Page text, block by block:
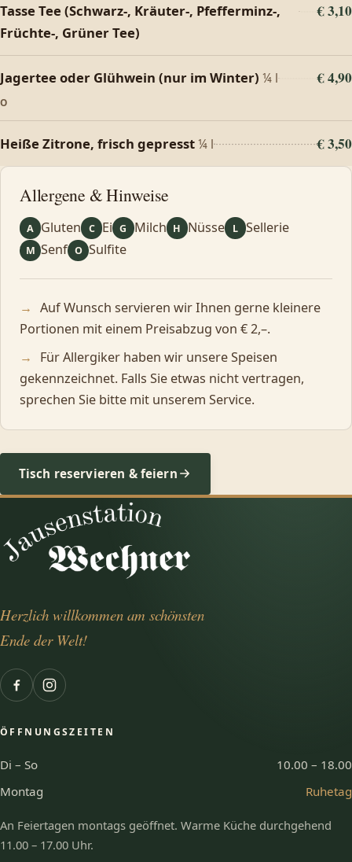
Tasse Tee (Schwarz-, Kräuter-, Pfefferminz-,
Früchte-, Grüner Tee)
€ 3,10
Jagertee oder Glühwein (nur im Winter) ¼ l € 4,90
O
Heiße Zitrone, frisch gepresst¼ l € 3,50
Allergene & Hinweise
A Gluten C Ei G Milch H Nüsse L Sellerie
M Senf O Sulfite
Auf Wunsch servieren wir Ihnen gerne kleinere
Portionen mit einem Preisabzug von € 2,–.
Für Allergiker haben wir unsere Speisen
gekennzeichnet. Falls Sie etwas nicht vertragen,
sprechen Sie bitte mit unserem Service.
Tisch reservieren & feiern
Herzlich willkommen am schönsten
Ende der Welt!
ÖFFNUNGSZEITEN
Di – So
10.00 – 18.00
Montag
Ruhetag
An Feiertagen montags geöffnet. Warme Küche durchgehend
11.00 – 17.00 Uhr.